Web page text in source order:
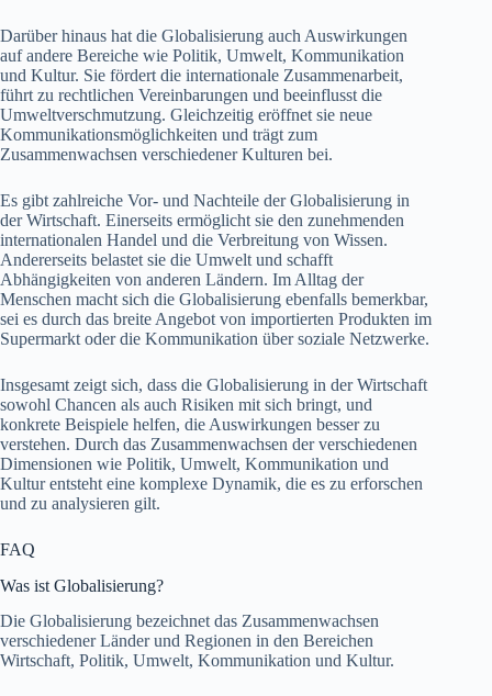
Darüber hinaus hat die Globalisierung auch Auswirkungen
auf andere Bereiche wie Politik, Umwelt, Kommunikation
und Kultur. Sie fördert die internationale Zusammenarbeit,
führt zu rechtlichen Vereinbarungen und beeinflusst die
Umweltverschmutzung. Gleichzeitig eröffnet sie neue
Kommunikationsmöglichkeiten und trägt zum
Zusammenwachsen verschiedener Kulturen bei.
Es gibt zahlreiche Vor- und Nachteile der Globalisierung in
der Wirtschaft. Einerseits ermöglicht sie den zunehmenden
internationalen Handel und die Verbreitung von Wissen.
Andererseits belastet sie die Umwelt und schafft
Abhängigkeiten von anderen Ländern. Im Alltag der
Menschen macht sich die Globalisierung ebenfalls bemerkbar,
sei es durch das breite Angebot von importierten Produkten im
Supermarkt oder die Kommunikation über soziale Netzwerke.
Insgesamt zeigt sich, dass die Globalisierung in der Wirtschaft
sowohl Chancen als auch Risiken mit sich bringt, und
konkrete Beispiele helfen, die Auswirkungen besser zu
verstehen. Durch das Zusammenwachsen der verschiedenen
Dimensionen wie Politik, Umwelt, Kommunikation und
Kultur entsteht eine komplexe Dynamik, die es zu erforschen
und zu analysieren gilt.
FAQ
Was ist Globalisierung?
Die Globalisierung bezeichnet das Zusammenwachsen
verschiedener Länder und Regionen in den Bereichen
Wirtschaft, Politik, Umwelt, Kommunikation und Kultur.